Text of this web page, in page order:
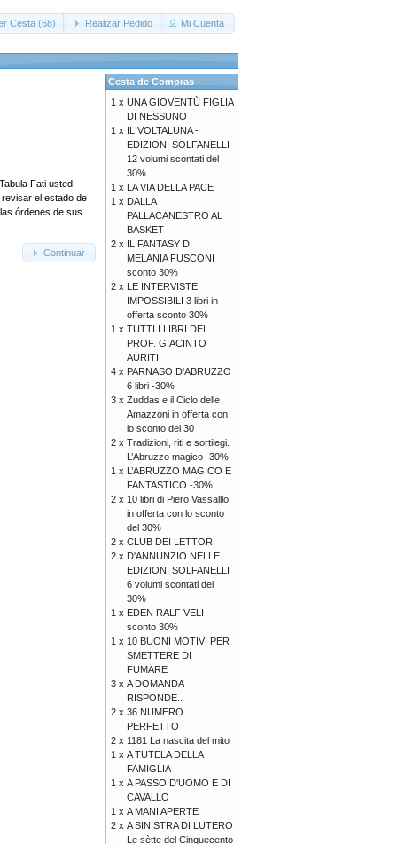
Cesta (68) Realizar Pedido Mi Cuenta
Fati usted
el estado de
órdenes de sus
Continuar
Cesta de Compras
1 x UNA GIOVENTÙ FIGLIA
DI NESSUNO
1 x IL VOLTALUNA -
EDIZIONI SOLFANELLI
12 volumi scontati del
30%
1 x LA VIA DELLA PACE
1 x DALLA
PALLACANESTRO AL
BASKET
2 x IL FANTASY DI
MELANIA FUSCONI
sconto 30%
2 x LE INTERVISTE
IMPOSSIBILI 3 libri in
offerta sconto 30%
1 x TUTTI I LIBRI DEL
PROF. GIACINTO
AURITI
4 x PARNASO D'ABRUZZO
6 libri -30%
3 x Zuddas e il Ciclo delle
Amazzoni in offerta con
lo sconto del 30
2 x Tradizioni, riti e sortilegi.
L’Abruzzo magico -30%
1 x L’ABRUZZO MAGICO E
FANTASTICO -30%
2 x 10 libri di Piero Vassalllo
in offerta con lo sconto
del 30%
2 x CLUB DEI LETTORI
2 x D'ANNUNZIO NELLE
EDIZIONI SOLFANELLI
6 volumi scontati del
30%
1 x EDEN RALF VELI
sconto 30%
1 x 10 BUONI MOTIVI PER
SMETTERE DI
FUMARE
3 x A DOMANDA
RISPONDE..
2 x 36 NUMERO
PERFETTO
2 x 1181 La nascita del mito
1 x A TUTELA DELLA
FAMIGLIA
1 x A PASSO D'UOMO E DI
CAVALLO
1 x A MANI APERTE
2 x A SINISTRA DI LUTERO
Le sètte del Cinquecento